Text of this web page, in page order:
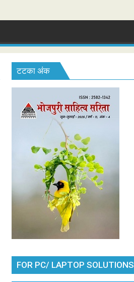
टटका अंक
FOR PC/ LAPTOP SOLUTIONS